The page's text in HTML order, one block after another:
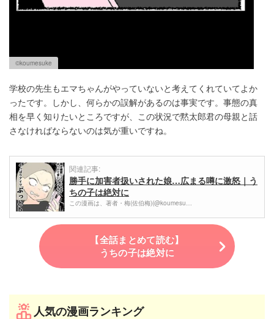
©koumesuke
学校の先生もエマちゃんがやっていないと考えてくれていてよか
ったです。しかし、何らかの誤解があるのは事実です。事態の真
相を早く知りたいところですが、この状況で黙太郎君の母親と話
さなければならないのは気が重いですね。
関連記事:
勝手に加害者扱いされた娘…広まる噂に激怒｜う
ちの子は絶対に
この漫画は、著者・梅(佐伯梅)(@koumesu…
【全話まとめて読む】
うちの子は絶対に
人気の漫画ランキング